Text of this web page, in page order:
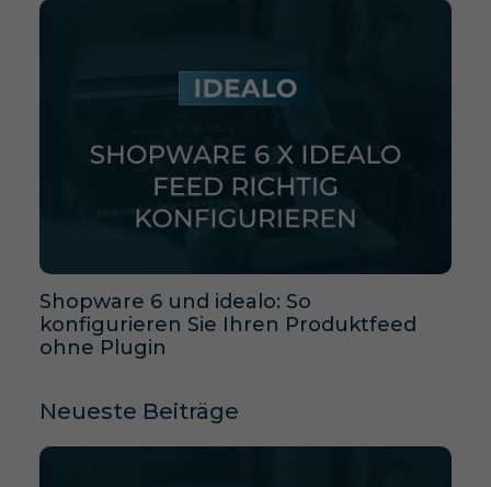
Shopware 6 und idealo: So
konfigurieren Sie Ihren Produktfeed
ohne Plugin
Neueste Beiträge